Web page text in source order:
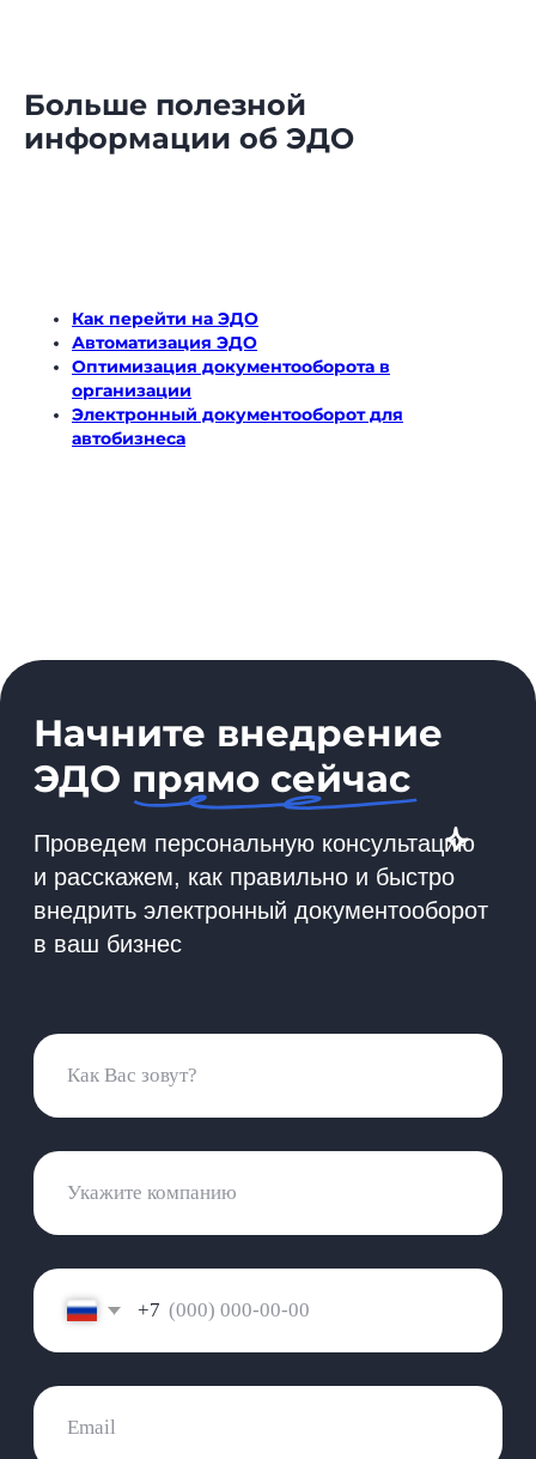
Больше полезной
информации об ЭДО
Как перейти на ЭДО
Автоматизация ЭДО
Оптимизация документооборота в
организации
Электронный документооборот для
автобизнеса